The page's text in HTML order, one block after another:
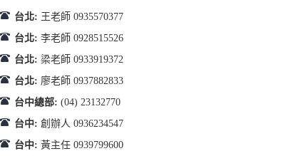
台北: 王老師 0935570377
台北: 李老師 0928515526
台北: 梁老師 0933919372
台北: 廖老師 0937882833
台中總部: (04) 23132770
台中: 創辦人 0936234547
台中: 黃主任 0939799600